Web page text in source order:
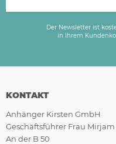
Der Newsletter ist
in Ihrem
KONTAKT
Anhänger Kirsten GmbH
Geschäftsführer Frau
An der B 50